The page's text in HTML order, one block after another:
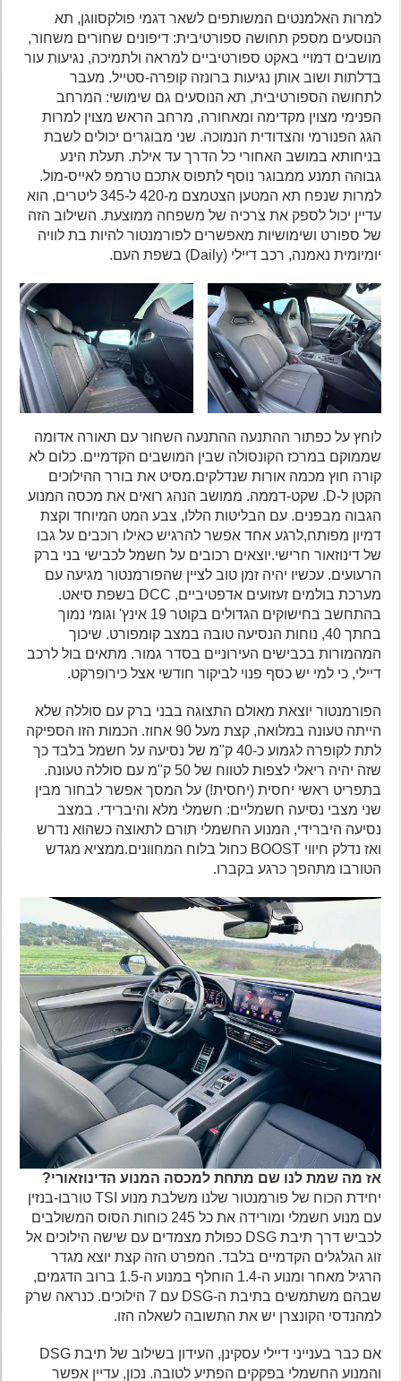
למרות האלמנטים המשותפים לשאר דגמי פולקסווגן, תא
הנוסעים מספק תחושה ספורטיבית: דיפונים שחורים משחור,
מושבים דמויי באקט ספורטיביים למראה ולתמיכה, נגיעות עור
בדלתות ושוב אותן נגיעות ברונזה קופרה-סטייל. מעבר
לתחושה הספורטיבית, תא הנוסעים גם שימושי: המרחב
הפנימי מצוין מקדימה ומאחורה, מרחב הראש מצוין למרות
הגג הפנורמי והצדודית הנמוכה. שני מבוגרים יכולים לשבת
בניחותא במושב האחורי כל הדרך עד אילת. תעלת הינע
גבוהה תמנע ממבוגר נוסף לתפוס אתכם טרמפ לאייס-מול.
למרות שנפח תא המטען הצטמצם מ-420 ל-345 ליטרים, הוא
עדיין יכול לספק את צרכיה של משפחה ממוצעת. השילוב הזה
של ספורט ושימושיות מאפשרים לפורמנטור להיות בת לוויה
יומיומית נאמנה, רכב דיילי (Daily) בשפת העם.
לוחץ על כפתור ההתנעה ההתנעה השחור עם תאורה אדומה
שממוקם במרכז הקונסולה שבין המושבים הקדמיים. כלום לא
קורה חוץ מכמה אורות שנדלקים.מסיט את בורר ההילוכים
הקטן ל-D. שקט-דממה. ממושב הנהג רואים את מכסה המנוע
הגבוה מבפנים. עם הבליטות הללו, צבע המט המיוחד וקצת
דמיון מפותח,לרגע אחד אפשר להרגיש כאילו רוכבים על גבו
של דינוזאור חרישי.יוצאים רכובים על חשמל לכבישי בני ברק
הרעועים. עכשיו יהיה זמן טוב לציין שהפורמנטור מגיעה עם
מערכת בולמים זעזועים אדפטיביים, DCC בשפת סיאט.
בהתחשב בחישוקים הגדולים בקוטר 19 אינץ' וגומי נמוך
בחתך 40, נוחות הנסיעה טובה במצב קומפורט. שיכוך
המהמורות בכבישים העירוניים בסדר גמור. מתאים בול לרכב
דיילי, כי למי יש כסף פנוי לביקור חודשי אצל כירופרקט.
הפורמנטור יוצאת מאולם התצוגה בבני ברק עם סוללה שלא
הייתה טעונה במלואה, קצת מעל 90 אחוז. הכמות הזו הספיקה
לתת לקופרה לגמוע כ-40 ק"מ של נסיעה על חשמל בלבד כך
שזה יהיה ריאלי לצפות לטווח של 50 ק"מ עם סוללה טעונה.
בתפריט ראשי יחסית (יחסית!) על המסך אפשר לבחור מבין
שני מצבי נסיעה חשמליים: חשמלי מלא והיברידי. במצב
נסיעה היברידי, המנוע החשמלי תורם לתאוצה כשהוא נדרש
ואז נדלק חיווי BOOST כחול בלוח המחוונים.ממציא מגדש
הטורבו מתהפך כרגע בקברו.
אז מה שמת לנו שם מתחת למכסה המנוע הדינוזאורי?
יחידת הכוח של פורמנטור שלנו משלבת מנוע TSI טורבו-בנזין
עם מנוע חשמלי ומורידה את כל 245 כוחות הסוס המשולבים
לכביש דרך תיבת DSG כפולת מצמדים עם שישה הילוכים אל
זוג הגלגלים הקדמיים בלבד. המפרט הזה קצת יוצא מגדר
הרגיל מאחר ומנוע ה-1.4 הוחלף במנוע ה-1.5 ברוב הדגמים,
שבהם משתמשים בתיבת ה-DSG עם 7 הילוכים. כנראה שרק
למהנדסי הקונצרן יש את התשובה לשאלה הזו.
אם כבר בענייני דיילי עסקינן, העידון בשילוב של תיבת DSG
והמנוע החשמלי בפקקים הפתיע לטובה. נכון, עדיין אפשר